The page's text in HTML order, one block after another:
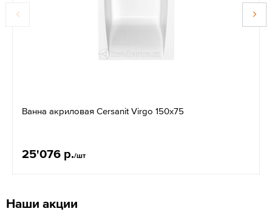
Ванна акриловая Cersanit Virgo 150x75
25'076 р./шт
Наши акции